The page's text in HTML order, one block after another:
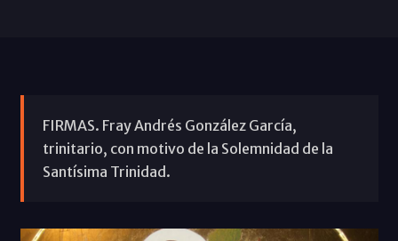
FIRMAS. Fray Andrés González García,
trinitario, con motivo de la Solemnidad de la
Santísima Trinidad.